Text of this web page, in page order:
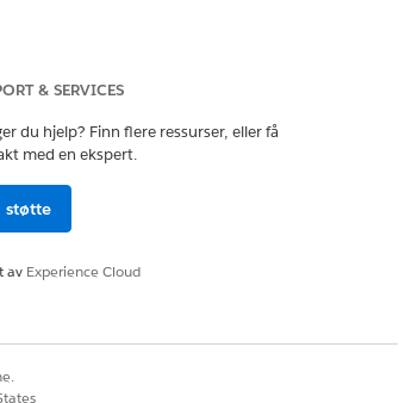
tilleggslisensen og
appen den
& SERVICES
du hjelp? Finn flere ressurser, eller få
med en ekspert.
støtte
av Experience Cloud